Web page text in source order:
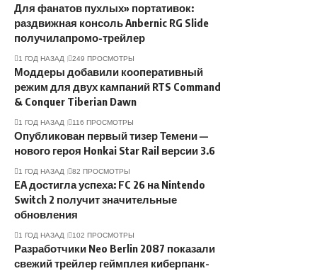
Для фанатов пухлых» портативок:
раздвижная консоль Anbernic RG Slide
получилапромо-трейлер
1 ГОД НАЗАД 249 ПРОСМОТРЫ
Моддеры добавили кооперативный
режим для двух кампаний RTS Command
& Conquer Tiberian Dawn
1 ГОД НАЗАД 116 ПРОСМОТРЫ
Опубликован первый тизер Темени —
нового героя Honkai Star Rail версии 3.6
1 ГОД НАЗАД 82 ПРОСМОТРЫ
EA достигла успеха: FC 26 на Nintendo
Switch 2 получит значительные
обновления
1 ГОД НАЗАД 102 ПРОСМОТРЫ
Разработчики Neo Berlin 2087 показали
свежий трейлер геймплея киберпанк-